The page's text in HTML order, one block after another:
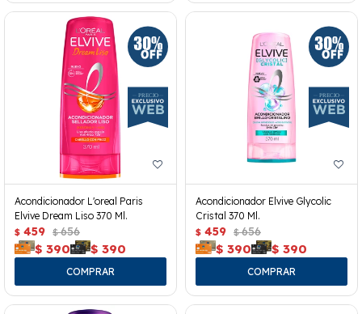
Acondicionador L'oreal Paris
Elvive Dream Liso 370 Ml.
$ 459 $ 656
$ 390 $ 390
Acondicionador Elvive Glycolic
Cristal 370 Ml.
$ 459 $ 656
$ 390 $ 390